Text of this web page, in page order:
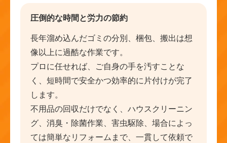
圧倒的な時間と労力の節約
長年溜め込んだゴミの分別、梱包、搬出は想
像以上に過酷な作業です。
プロに任せれば、ご自身の手を汚すことな
く、短時間で安全かつ効率的に片付けが完了
します。
不用品の回収だけでなく、ハウスクリーニン
グ、消臭・除菌作業、害虫駆除、場合によっ
ては簡単なリフォームまで、一貫して依頼で